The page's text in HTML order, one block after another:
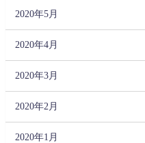
2020年5月
2020年4月
2020年3月
2020年2月
2020年1月